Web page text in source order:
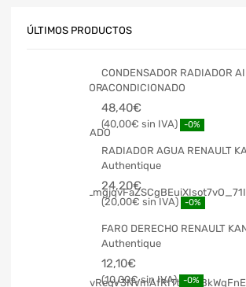
ÚLTIMOS PRODUCTOS
CONDENSADOR RADIADOR
ACONDICIONADO
48,40€
40,00€ -0%
RADIADOR AGUA RENAULT
Authentique
24,20€
20,00€ -0%
FARO DERECHO RENAULT
Authentique
12,10€
10,00€ -0%